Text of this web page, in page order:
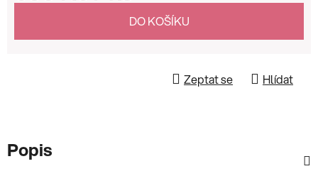
DO KOŠÍKU
Zeptat se Hlídat
Popis